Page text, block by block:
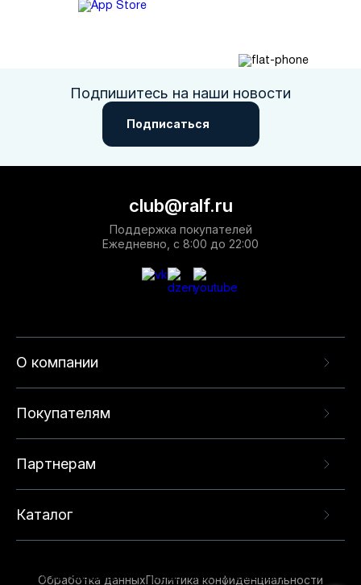
Подпишитесь на наши новости
Подписаться
О компании
Покупателям
Партнерам
Каталог
club@ralf.ru
Поддержка покупателей
Ежедневно, с 8:00 до 22:00
Обработка данныхПолитика конфиденциальности
опыта на нашем сайте. Продолжая использовать